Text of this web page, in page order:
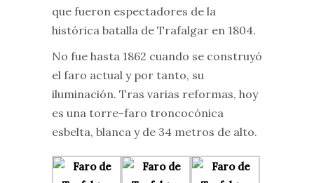
que fueron espectadores de la
histórica batalla de Trafalgar en 1804.
No fue hasta 1862 cuando se construyó
el faro actual y por tanto, su
iluminación. Tras varias reformas, hoy
es una torre-faro troncocónica
esbelta, blanca y de 34 metros de alto.